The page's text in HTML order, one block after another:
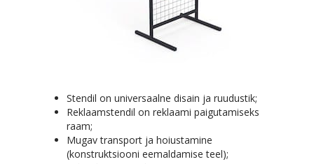
Stendil on universaalne disain ja ruudustik;
Reklaamstendil on reklaami paigutamiseks
raam;
Mugav transport ja hoiustamine
(konstruktsiooni eemaldamise teel);